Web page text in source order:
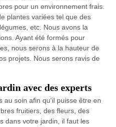
pour un environnement frais.
plantes variées tel que des
etc. Nous avons la
Ayant été formés pour
nous serons à la hauteur de
projets. Nous serons ravis de
avec des experts
au soin afin qu’il puisse être en
fruitiers, des fleurs, des
dans votre jardin, il faut les